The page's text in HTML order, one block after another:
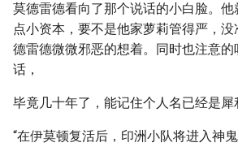
莫德雷德看向了那个说话的小白脸。
点小资本，要不是他家萝莉管得严，
德雷德微微邪恶的想着。同时也注意
话，
毕竟几十年了，能记住个人名已经是犀
“在伊莫顿复活后，印洲小队将进入神